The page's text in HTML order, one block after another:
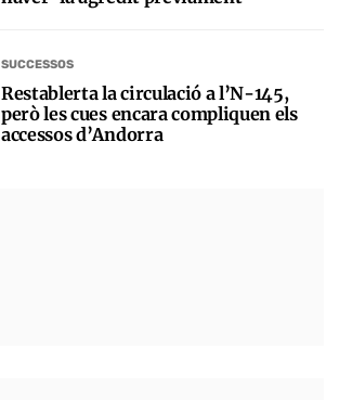
SUCCESSOS
Restablerta la circulació a l’N-145,
però les cues encara compliquen els
accessos d’Andorra